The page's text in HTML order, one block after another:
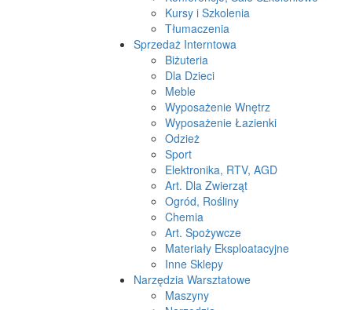
Kursy i Szkolenia
Tłumaczenia
Sprzedaż Interntowa
Biżuteria
Dla Dzieci
Meble
Wyposażenie Wnętrz
Wyposażenie Łazienki
Odzież
Sport
Elektronika, RTV, AGD
Art. Dla Zwierząt
Ogród, Rośliny
Chemia
Art. Spożywcze
Materiały Eksploatacyjne
Inne Sklepy
Narzędzia Warsztatowe
Maszyny